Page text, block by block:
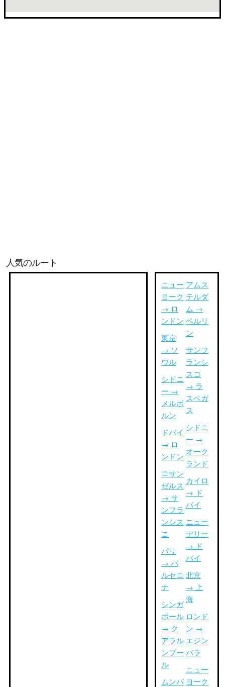
人気のルート
ニュー
ヨーク
→ ロ
ンドン
東京
→ ソ
ウル
シドニ
ー →
メルボ
ルン
ドバイ
→ ロ
ンドン
ロサン
ゼルス
→ サ
ンフラ
ンシス
コ
パリ
→ バ
ルセロ
ナ
シンガ
ポール
→ ク
アラル
ンプー
ル
ムンバ
アムス
テルダ
ム →
ベルリ
ン
サンフ
ランシ
スコ
→ ラ
スベガ
ス
シドニ
ー →
オーク
ランド
カイロ
→ ド
バイ
ニュー
デリー
→ ド
バイ
北京
→ 上
海
ロンド
ン →
エジン
バラ
ニュー
ヨーク